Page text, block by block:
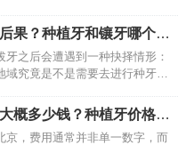
复方案。相较于传统镶牙，种
、咀嚼效…
果？种植牙和镶牙哪个
诉你
牙之后会遭遇到一种抉择情形：
域究竟是不是需要去进行种牙操
而要是长时间不去予以处理的
一连串的…
概多少钱？种植牙价格明
京，费用通常并非单一数字，而